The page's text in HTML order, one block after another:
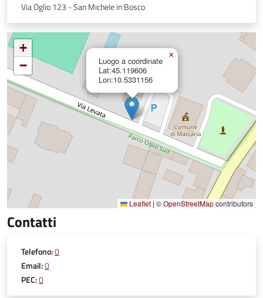
Via Oglio 123 - San Michele in Bosco
Luogo a coordinate
Lat:45.119606
Lon:10.5331156
×
+
−
Leaflet | ©OpenStreetMapcontributors
Contatti
Telefono:0
Email:0
PEC:0